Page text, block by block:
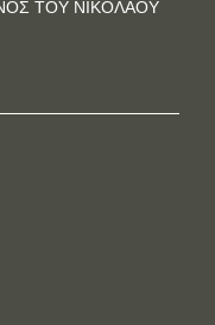
ΤΟΥ ΝΙΚΟΛΑΟΥ